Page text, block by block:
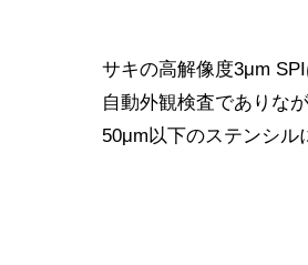
サキの高解像度3μm
自動外観検査でありな
50μm以下のステンシル